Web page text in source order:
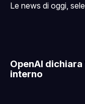
Le news di oggi,
OpenAI
interno